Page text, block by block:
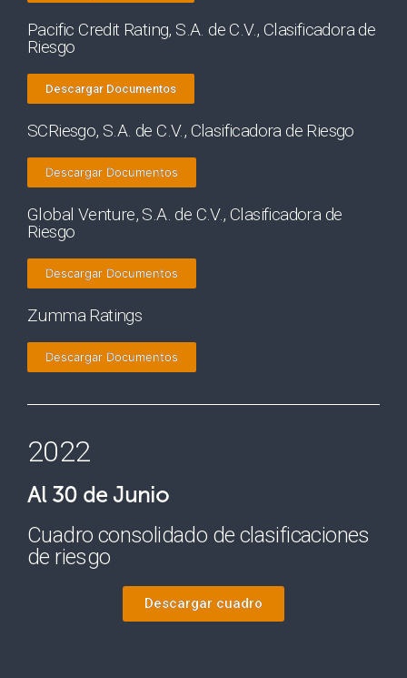
Pacific Credit Rating, S.A. de C.V., Clasificadora de
Riesgo
Descargar Documentos
SCRiesgo, S.A. de C.V., Clasificadora de Riesgo
Descargar Documentos
Global Venture, S.A. de C.V., Clasificadora de
Riesgo
Descargar Documentos
Zumma Ratings
Descargar Documentos
2022
Al 30 de Junio
Cuadro consolidado de clasificaciones
de riesgo
Descargar cuadro